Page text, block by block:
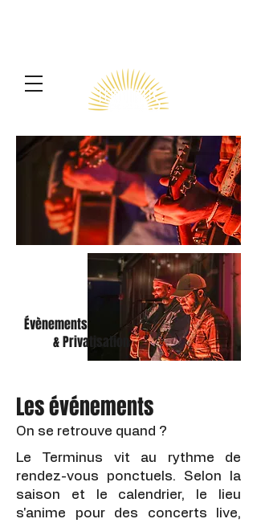
Évènements
& Privatisation
Les événements
On se retrouve quand ?
Le Terminus vit au rythme de
rendez-vous ponctuels. Selon la
saison et le calendrier, le lieu
s'anime pour des concerts live,